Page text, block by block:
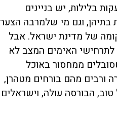
בלילות, יש בניינים
וגם מי שלמרבה הצער
של מדינת ישראל. אבל
האימים המצב לא
ממחסור באוכל
ורבים מהם בורחים מטהרן,
הבורסה עולה, וישראלים